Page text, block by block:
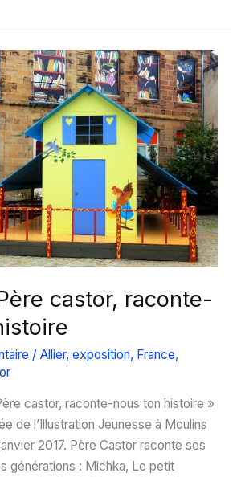
castor, raconte-
/ Allier, exposition, France,
castor, raconte-nous ton histoire »
de l’Illustration Jeunesse à Moulins
2017. Père Castor raconte ses
générations : Michka, Le petit